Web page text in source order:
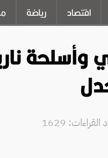
اقتصاد رياضة
وأسلحة
1629